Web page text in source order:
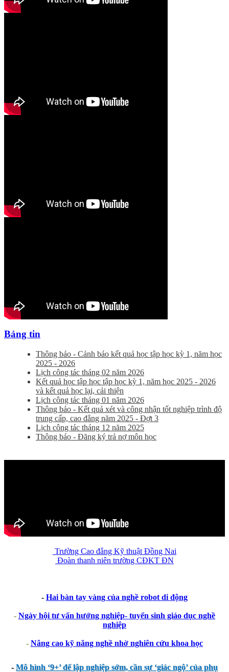
Bảng tin
Thông báo - Cảnh báo kết quả học tập học kỳ 1, năm học
2025 - 2026
Lịch công tác tháng 02 năm 2026
Kết quả học tập học tập học kỳ 1, năm học 2025 - 2026
và kết quả học lại, cải thiện
Lịch công tác tháng 01 năm 2026
Thông báo - Kết quả xét và công nhận tốt nghiệp trình độ
trung cấp, cao đẳng năm 2025 - Đợt 3
Lịch công tác tháng 12 năm 2025
Thông báo - Đăng ký trả nợ môn học
Trường Cao đẳng Kỹ thuật Đồng Nai
Đoàn thanh niên trường CĐKT ĐN
- Hai bàn tay vàng của nghề robot di động
- Ngày hội tư vấn hướng nghiệp- tuyển sinh giáo dục nghề
nghiệp
- Nâng cao kỹ năng nghề nhờ nghiên cứu khoa học
-Mô hình ‘9+’ để lập nghiệp sớm, cần sự ‘giác ngộ’ của phụ